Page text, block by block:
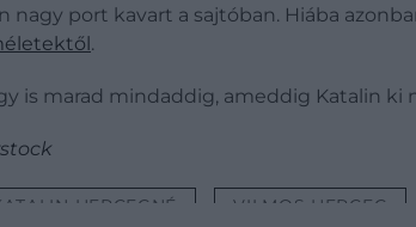
nagy port kavart a sajtóban. Hiába
.
is marad mindaddig, ameddig Katalin ki
HERCEGNÉ VILMOS HERCEG